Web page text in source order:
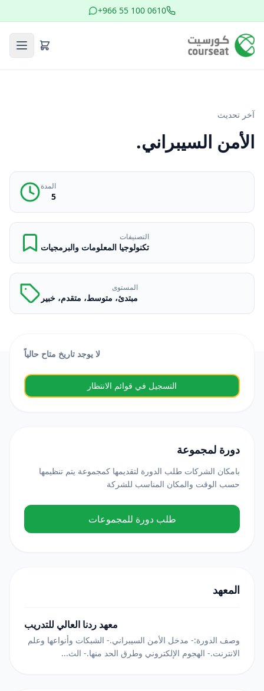
+966 55 100 0610
آخر تحديث
الأمن السيبراني.
المدة
5
التصنيفات
تكنولوجيا المعلومات والبرمجيات
المستوى
مبتدئ، متوسط، متقدم، خبير
لا يوجد تاريخ متاح حالياً
التسجيل في قوائم الانتظار
دورة لمجموعة
بامكان الشركات طلب الدورة لتقديمها كمجموعة يتم تنظيمها
حسب الوقت والمكان المناسب للشركة
طلب دورة للمجموعات
المعهد
معهد ردنا العالي للتدريب
وصف الدورة:- مدخل الأمن السيبراني.- الشبكات وأنواعها وعلم
الانترنت.- الهجوم الإلكتروني وطرق الحد منها.- الث...